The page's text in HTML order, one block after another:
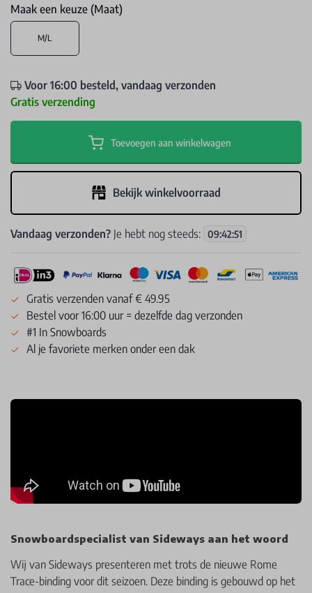
Maak een keuze (Maat)
M/L
Voor 16:00 besteld, vandaag verzonden
Gratis verzending
Toevoegen aan winkelwagen
Bekijk winkelvoorraad
Vandaag verzonden? Je hebt nog steeds: 09:42:51
Gratis verzenden vanaf € 49.95
Bestel voor 16:00 uur = dezelfde dag verzonden
#1 In Snowboards
Al je favoriete merken onder een dak
Snowboardspecialist van Sideways aan het woord
Wij van Sideways presenteren met trots de nieuwe Rome
Trace-binding voor dit seizoen. Deze binding is gebouwd op het